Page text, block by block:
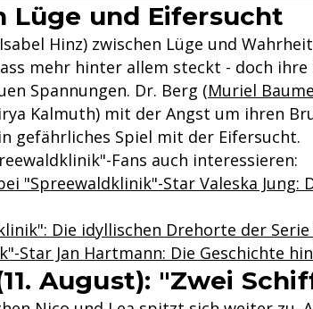
Lüge und Eifersucht
Hinz) zwischen Lüge und
mehr hinter allem steckt - doch ihre
Spannungen. Dr. Berg (Muriel
Kalmuth) mit der Angst um ihren
gefährliches Spiel mit der Eifersucht.
Fans auch interessieren:
"Spreewaldklinik"-Star Valeska Jung:
Die idyllischen Drehorte der
Star Jan Hartmann: Die Geschichte
August): "Zwei